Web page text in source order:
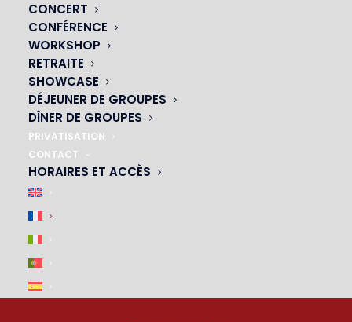
CONCERT
CONFÉRENCE
WORKSHOP
RETRAITE
SHOWCASE
DÉJEUNER DE GROUPES
DÎNER DE GROUPES
PRIVATISATION
CONTACT
HORAIRES ET ACCÈSACCÈS & PARKING
M4, M6, M12, M13